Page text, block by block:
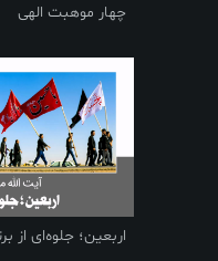
چهار موهبت الهی
اربعین؛ جلوه‌ای از